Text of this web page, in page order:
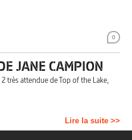
0
JANE CAMPION
très attendue de Top of the Lake,
Lire la suite >>